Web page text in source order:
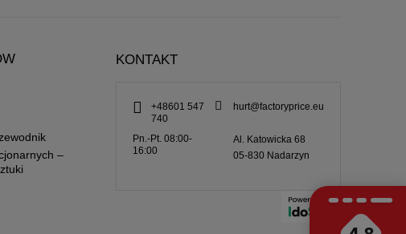
–
KONTAKT
+48601 547
740
hurt@factoryprice.eu
Pn.-Pt. 08:00-
16:00
Al. Katowicka 68
05-830 Nadarzyn